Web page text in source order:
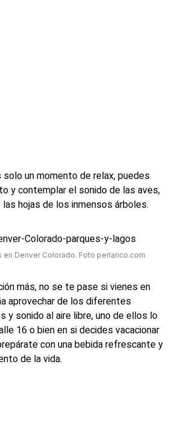
un momento de relax, puedes
y contemplar el sonido de las aves,
hojas de los inmensos árboles.
en Denver Colorado. Foto perlarico.com
más, no se te pase si vienes en
aprovechar de los diferentes
y sonido al aire libre, uno de ellos lo
16 o bien en si decides vacacionar
con una bebida refrescante y
de la vida.